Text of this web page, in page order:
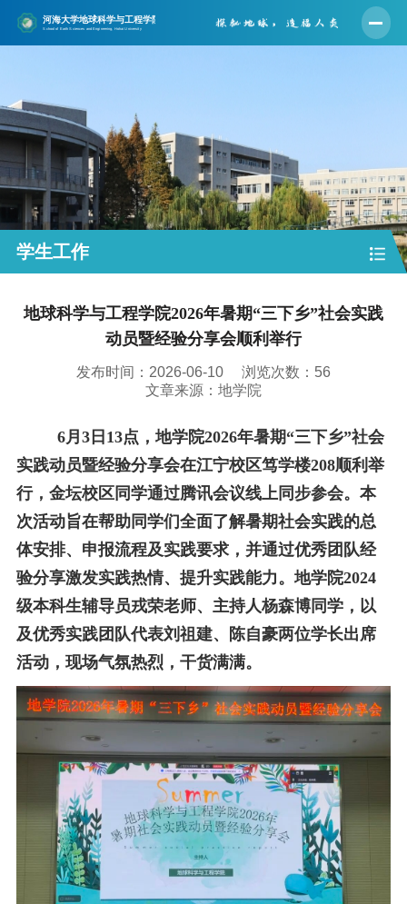
学院概况
师资队伍
人才培养
学科建设
科学研究
学生工作
河海大学首页 旧版入口 EN
学生工作
地球科学与工程学院2026年暑期“三下乡”社会实践
动员暨经验分享会顺利举行
发布时间：2026-06-10 浏览次数： 56
文章来源：地学院
6月 3日 13点，地学院2026年暑期“三下乡”社会
实践动员暨经验分享会在江宁校区笃学楼208顺利举
行，金坛校区同学通过腾讯会议线上同步参会。本
次活动旨在帮助同学们全面了解暑期社会实践的总
体安排、申报流程及实践要求，并通过优秀团队经
验分享激发实践热情、提升实践能力。地学院2024
级本科生辅导员戎荣老师、主持人杨森博同学，以
及优秀实践团队代表刘祖建、陈自豪两位学长出席
活动，现场气氛热烈，干货满满。